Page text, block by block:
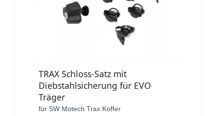
TRAX Schloss-Satz mit
Diebstahlsicherung für EVO
Träger
für SW Motech Trax Koffer